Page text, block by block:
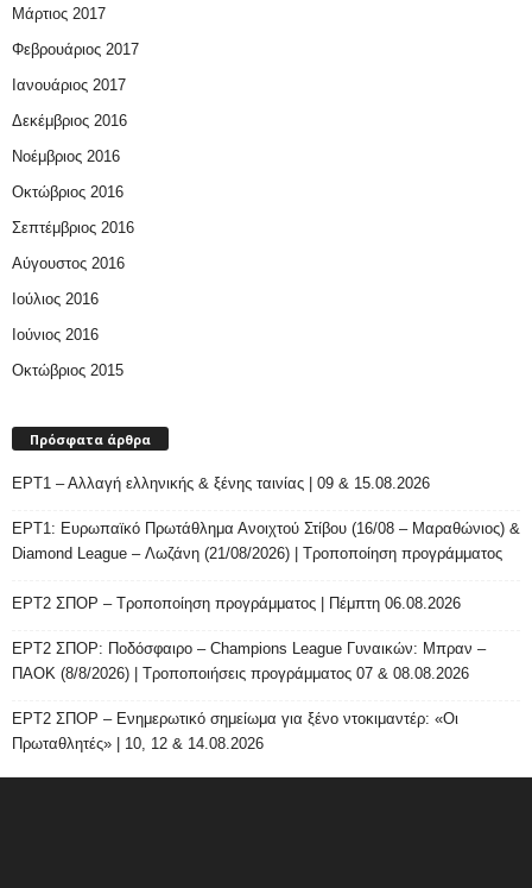
Μάρτιος 2017
Φεβρουάριος 2017
Ιανουάριος 2017
Δεκέμβριος 2016
Νοέμβριος 2016
Οκτώβριος 2016
Σεπτέμβριος 2016
Αύγουστος 2016
Ιούλιος 2016
Ιούνιος 2016
Οκτώβριος 2015
Πρόσφατα άρθρα
ΕΡΤ1 – Αλλαγή ελληνικής & ξένης ταινίας | 09 & 15.08.2026
ΕΡΤ1: Ευρωπαϊκό Πρωτάθλημα Ανοιχτού Στίβου (16/08 – Μαραθώνιος) &
Diamond League – Λωζάνη (21/08/2026) | Τροποποίηση προγράμματος
ΕΡΤ2 ΣΠΟΡ – Τροποποίηση προγράμματος | Πέμπτη 06.08.2026
ΕΡΤ2 ΣΠΟΡ: Ποδόσφαιρο – Champions League Γυναικών: Μπραν –
ΠΑΟΚ (8/8/2026) | Τροποποιήσεις προγράμματος 07 & 08.08.2026
ΕΡΤ2 ΣΠΟΡ – Ενημερωτικό σημείωμα για ξένο ντοκιμαντέρ: «Οι
Πρωταθλητές» | 10, 12 & 14.08.2026